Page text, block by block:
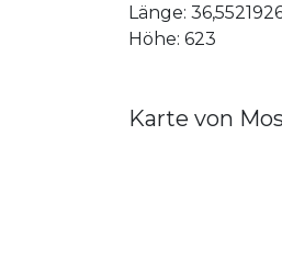
Länge:
Höhe: 623
Karte von